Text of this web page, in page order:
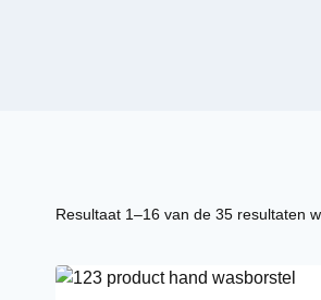
Resultaat 1–16 van de 35 resultaten